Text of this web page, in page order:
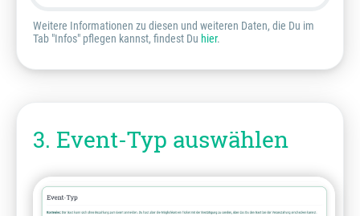
Weitere Informationen zu diesen und weiteren Daten, die Du im
Tab "Infos" pflegen kannst, findest Du hier.
3. Event-Typ auswählen